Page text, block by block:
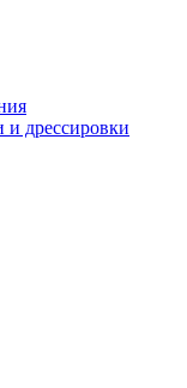
дрессировки